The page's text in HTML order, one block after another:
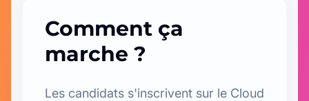
Comment ça
marche ?
Les candidats s'inscrivent sur le Cloud